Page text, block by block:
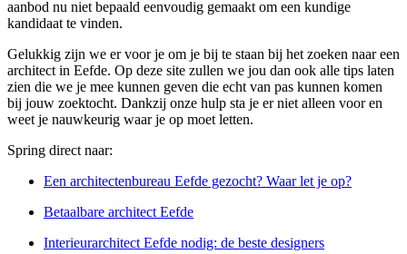
aanbod nu niet bepaald eenvoudig gemaakt om een kundige
kandidaat te vinden.
Gelukkig zijn we er voor je om je bij te staan bij het zoeken naar een
architect in Eefde. Op deze site zullen we jou dan ook alle tips laten
zien die we je mee kunnen geven die echt van pas kunnen komen
bij jouw zoektocht. Dankzij onze hulp sta je er niet alleen voor en
weet je nauwkeurig waar je op moet letten.
Spring direct naar:
Een architectenbureau Eefde gezocht? Waar let je op?
Betaalbare architect Eefde
Interieurarchitect Eefde nodig: de beste designers